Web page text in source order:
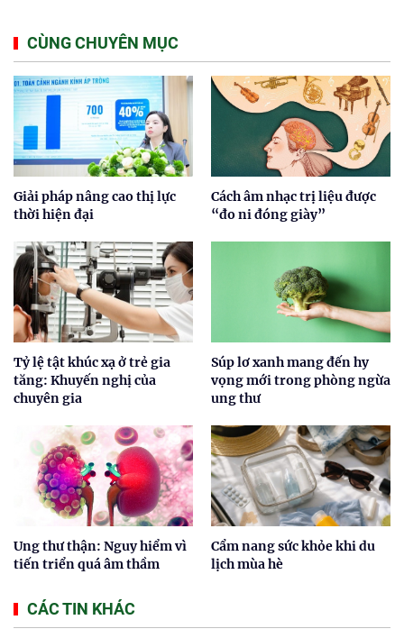
CÙNG CHUYÊN MỤC
Giải pháp nâng cao thị lực
thời hiện đại
Cách âm nhạc trị liệu được
“đo ni đóng giày”
Tỷ lệ tật khúc xạ ở trẻ gia
tăng: Khuyến nghị của
chuyên gia
Súp lơ xanh mang đến hy
vọng mới trong phòng ngừa
ung thư
Ung thư thận: Nguy hiểm vì
tiến triển quá âm thầm
Cẩm nang sức khỏe khi du
lịch mùa hè
CÁC TIN KHÁC